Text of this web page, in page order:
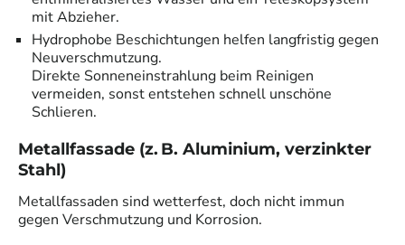
mit Abzieher.
Hydrophobe Beschichtungen helfen langfristig gegen
Neuverschmutzung.
Direkte Sonneneinstrahlung beim Reinigen
vermeiden, sonst entstehen schnell unschöne
Schlieren.
Metallfassade (z. B. Aluminium, verzinkter
Stahl)
Metallfassaden sind wetterfest, doch nicht immun
gegen Verschmutzung und Korrosion.